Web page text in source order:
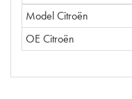
Model Citroën
OE Citroën